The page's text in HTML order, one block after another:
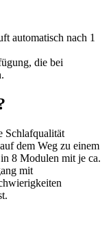
automatisch nach 1
die bei
Schlafqualität
dem Weg zu einem
8 Modulen mit je ca.
mit